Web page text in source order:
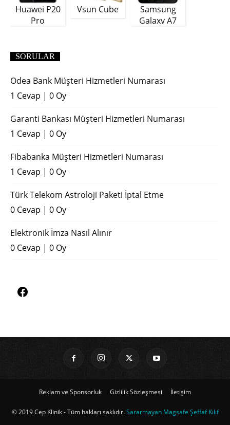
Huawei P20
Pro
Vsun Cube
Samsung
Galaxy A7
SORULAR
Odea Bank Müşteri Hizmetleri Numarası
1 Cevap | 0 Oy
Garanti Bankası Müşteri Hizmetleri Numarası
1 Cevap | 0 Oy
Fibabanka Müşteri Hizmetleri Numarası
1 Cevap | 0 Oy
Türk Telekom Astroloji Paketi İptal Etme
0 Cevap | 0 Oy
Elektronik İmza Nasıl Alınır
0 Cevap | 0 Oy
Reklam ve Sponsorluk Gizlilik Sözleşmesi İletişim
© 2019 Cep Klinik - Tüm hakları saklıdır.Sararmayan Magsafe Şeffaf Kılıf